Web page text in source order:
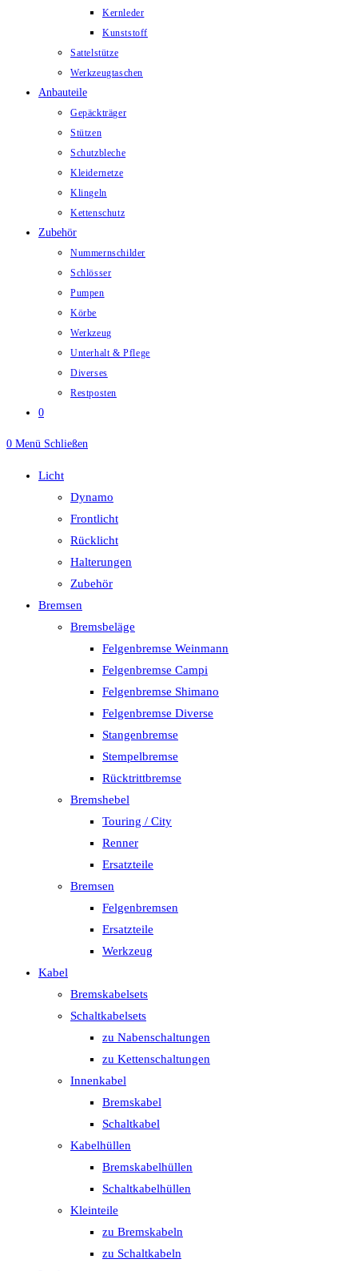
Kernleder
Kunststoff
Sattelstütze
Werkzeugtaschen
Anbauteile
Gepäckträger
Stützen
Schutzbleche
Kleidernetze
Klingeln
Kettenschutz
Zubehör
Nummernschilder
Schlösser
Pumpen
Körbe
Werkzeug
Unterhalt & Pflege
Diverses
Restposten
0
0 Menü Schließen
Licht
Dynamo
Frontlicht
Rücklicht
Halterungen
Zubehör
Bremsen
Bremsbeläge
Felgenbremse Weinmann
Felgenbremse Campi
Felgenbremse Shimano
Felgenbremse Diverse
Stangenbremse
Stempelbremse
Rücktrittbremse
Bremshebel
Touring / City
Renner
Ersatzteile
Bremsen
Felgenbremsen
Ersatzteile
Werkzeug
Kabel
Bremskabelsets
Schaltkabelsets
zu Nabenschaltungen
zu Kettenschaltungen
Innenkabel
Bremskabel
Schaltkabel
Kabelhüllen
Bremskabelhüllen
Schaltkabelhüllen
Kleinteile
zu Bremskabeln
zu Schaltkabeln